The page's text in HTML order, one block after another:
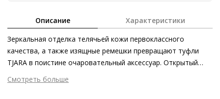
Описание Характеристики
Зеркальная отделка телячьей кожи первоклассного
качества, а также изящные ремешки превращают туфли
TJARA в поистине очаровательный аксессуар. Открытый
крой подчёркивает женственность дизайна, а оттенок
фарфора излучает исключительную элегантность. Эта
Смотреть больше